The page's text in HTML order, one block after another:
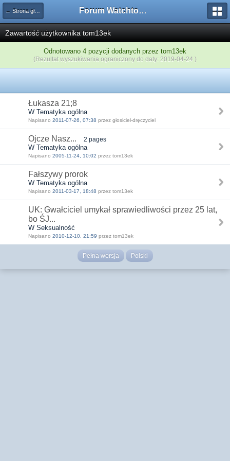
← Strona główna Forum Watchtower
Zawartość użytkownika tom13ek
Odnotowano 4 pozycji dodanych przez tom13ek
(Rezultat wyszukiwania ograniczony do daty: 2019-04-24 )
Łukasza 21;8
W Tematyka ogólna
Napisano 2011-07-26, 07:38 przez głosiciel-dręczyciel
Ojcze Nasz... 2 pages
W Tematyka ogólna
Napisano 2005-11-24, 10:02 przez tom13ek
Fałszywy prorok
W Tematyka ogólna
Napisano 2011-03-17, 18:48 przez tom13ek
UK: Gwałciciel umykał sprawiedliwości przez 25 lat,
bo ŚJ...
W Seksualność
Napisano 2010-12-10, 21:59 przez tom13ek
Pełna wersja Polski